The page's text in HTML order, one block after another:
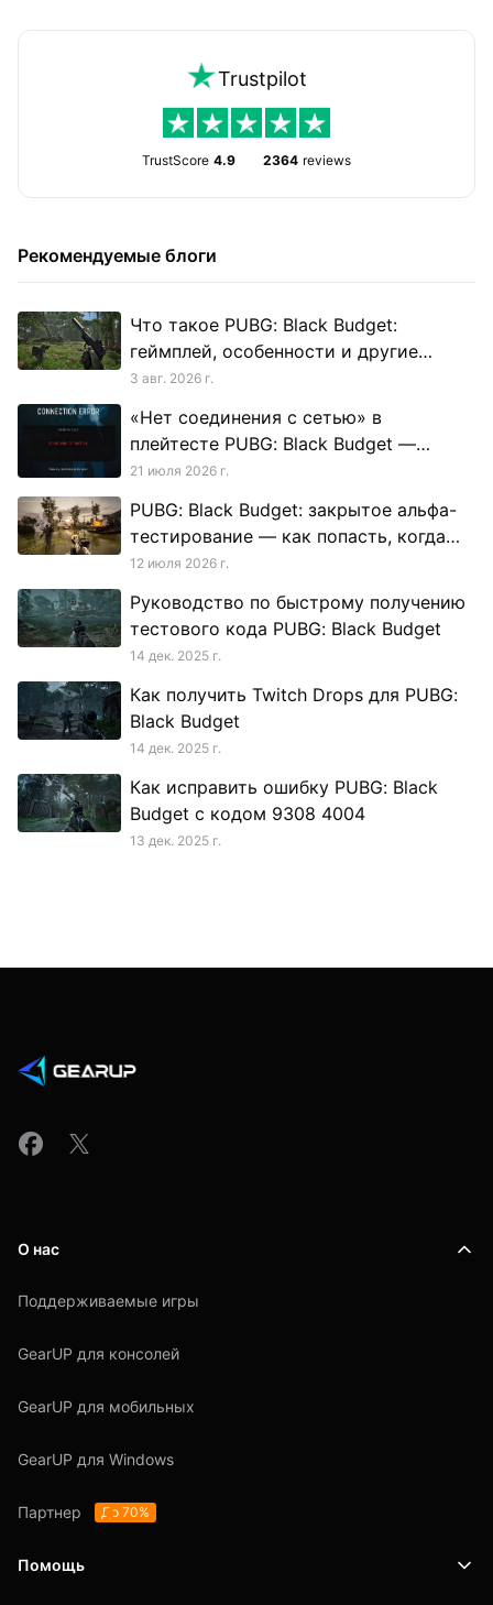
Trustpilot
TrustScore 4.9 2364 reviews
Рекомендуемые блоги
Что такое PUBG: Black Budget:
геймплей, особенности и другие
подробности
3 авг. 2026 г.
«Нет соединения с сетью» в
плейтесте PUBG: Black Budget —
руководство по исправлению ошибки
21 июля 2026 г.
PUBG: Black Budget: закрытое альфа-
тестирование — как попасть, когда
оно проходит и как играть без лагов
12 июля 2026 г.
Руководство по быстрому получению
тестового кода PUBG: Black Budget
14 дек. 2025 г.
Как получить Twitch Drops для PUBG:
Black Budget
14 дек. 2025 г.
Как исправить ошибку PUBG: Black
Budget с кодом 9308 4004
13 дек. 2025 г.
О нас
Поддерживаемые игры
GearUP для консолей
GearUP для мобильных
GearUP для Windows
Партнер До 70%
Помощь